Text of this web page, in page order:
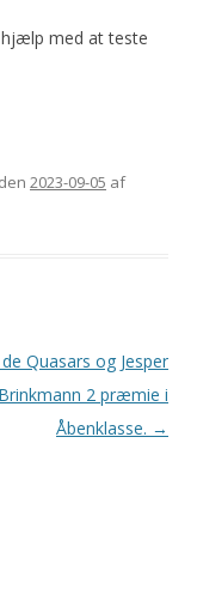
hjælp med at teste
den 2023-09-05 af
Quasars og Jesper
Brinkmann 2 præmie i
Åbenklasse. →